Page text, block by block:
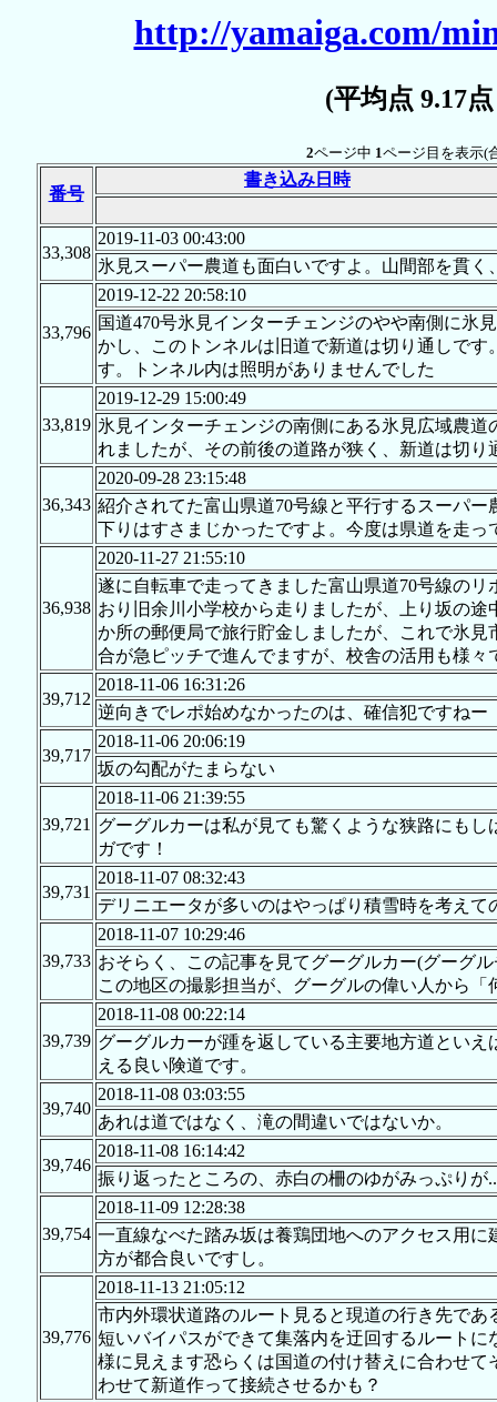
http://yamaiga.com/
(平均点 9.17
2ページ中 1ページ目を表示(
番号
書き込み日時
33,308
2019-11-03 00:43:00
氷見スーパー農道も面白いですよ。山間部を貫
33,796
2019-12-22 20:58:10
国道470号氷見インターチェンジのやや南側に氷
かし、このトンネルは旧道で新道は切り通しで
す。トンネル内は照明がありませんでした
33,819
2019-12-29 15:00:49
氷見インターチェンジの南側にある氷見広域農
れましたが、その前後の道路が狭く、新道は切り
36,343
2020-09-28 23:15:48
紹介されてた富山県道70号線と平行するスーパ
下りはすさまじかったですよ。今度は県道を走っ
36,938
2020-11-27 21:55:10
遂に自転車で走ってきました富山県道70号線の
おり旧余川小学校から走りましたが、上り坂の
か所の郵便局で旅行貯金しましたが、これで氷
合が急ピッチで進んでますが、校舎の活用も様々
39,712
2018-11-06 16:31:26
逆向きでレポ始めなかったのは、確信犯ですねー
39,717
2018-11-06 20:06:19
坂の勾配がたまらない
39,721
2018-11-06 21:39:55
グーグルカーは私が見ても驚くような狭路にも
ガです！
39,731
2018-11-07 08:32:43
デリニエータが多いのはやっぱり積雪時を考えて
39,733
2018-11-07 10:29:46
おそらく、この記事を見てグーグルカー(グーグ
この地区の撮影担当が、グーグルの偉い人から
39,739
2018-11-08 00:22:14
グーグルカーが踵を返している主要地方道とい
える良い険道です。
39,740
2018-11-08 03:03:55
あれは道ではなく、滝の間違いではないか。
39,746
2018-11-08 16:14:42
振り返ったところの、赤白の柵のゆがみっぷり
39,754
2018-11-09 12:28:38
一直線なべた踏み坂は養鶏団地へのアクセス用
方が都合良いですし。
39,776
2018-11-13 21:05:12
市内外環状道路のルート見ると現道の行き先で
短いバイパスができて集落内を迂回するルート
様に見えます恐らくは国道の付け替えに合わせ
わせて新道作って接続させるかも？